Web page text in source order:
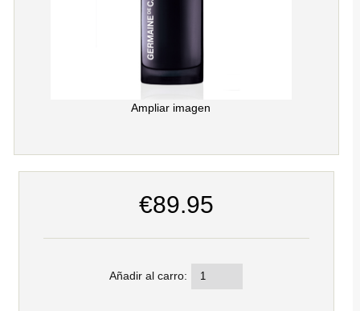
Ampliar imagen
€89.95
Añadir al carro: